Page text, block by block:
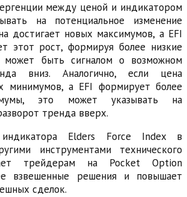
между ценой и индикатором
на потенциальное изменение
достигает новых максимумов, а EFI
этот рост, формируя более низкие
может быть сигналом о возможном
вниз. Аналогично, если цена
минимумов, а EFI формирует более
это может указывать на
тренда вверх.
индикатора Elders Force Index в
инструментами технического
трейдерам на Pocket Option
взвешенные решения и повышает
сделок.